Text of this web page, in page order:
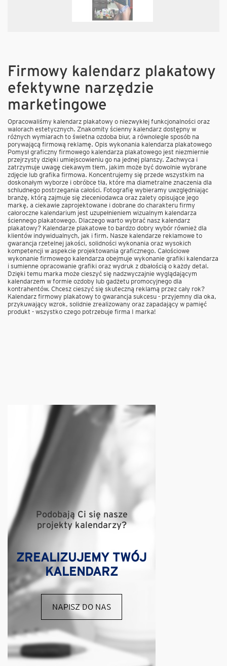
Firmowy kalendarz plakatowy
efektywne narzędzie
marketingowe
Opracowaliśmy kalendarz plakatowy o niezwykłej funkcjonalności oraz
walorach estetycznych. Znakomity ścienny kalendarz dostępny w
różnych wymiarach to świetna ozdoba biur, a równolegle sposób na
porywającą firmową reklamę. Opis wykonania kalendarza plakatowego
Pomysł graficzny firmowego kalendarza plakatowego jest niezmiernie
przejrzysty dzięki umiejscowieniu go na jednej planszy. Zachwyca i
zatrzymuje uwagę ciekawym tłem, jakim może być dowolnie wybrane
zdjęcie lub grafika firmowa. Koncentrujemy się przede wszystkim na
doskonałym wyborze i obróbce tła, które ma diametralne znaczenia dla
schludnego postrzegania całości. Fotografię wybieramy uwzględniając
branżę, którą zajmuje się zleceniodawca oraz zalety opisujące jego
markę, a ciekawie zaprojektowane i dobrane do charakteru firmy
całoroczne kalendarium jest uzupełnieniem wizualnym kalendarza
ściennego plakatowego. Dlaczego warto wybrać nasz kalendarz
plakatowy? Kalendarze plakatowe to bardzo dobry wybór również dla
klientów indywidualnych, jak i firm. Nasze kalendarze reklamowe to
gwarancja rzetelnej jakości, solidności wykonania oraz wysokich
kompetencji w aspekcie projektowania graficznego. Całościowe
wykonanie firmowego kalendarza obejmuje wykonanie grafiki kalendarza
i sumienne opracowanie grafiki oraz wydruk z dbałością o każdy detal.
Dzięki temu marka może cieszyć się nadzwyczajnie wyglądającym
kalendarzem w formie ozdoby lub gadżetu promocyjnego dla
kontrahentów. Chcesz cieszyć się skuteczną reklamą przez cały rok?
Kalendarz firmowy plakatowy to gwarancja sukcesu - przyjemny dla oka,
przykuwający wzrok, solidnie zrealizowany oraz zapadający w pamięć
produkt - wszystko czego potrzebuje firma I marka!
Podobają Ci się nasze
projekty kalendarzy?
ZREALIZUJEMY TWÓJ
KALENDARZ
NAPISZ DO NAS